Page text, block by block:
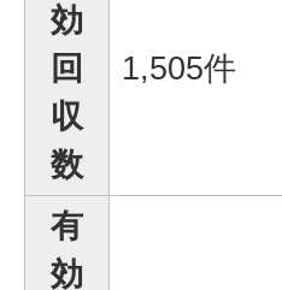
効
回
収
数
1,505件
有
効